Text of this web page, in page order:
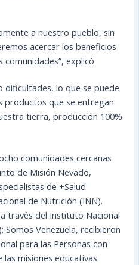
a nuestro pueblo, sin
acercar los beneficios
comunidades”, explicó.
dificultades, lo que se puede
productos que se entregan.
tierra, producción 100%
comunidades cercanas
de Misión Nevado,
de +Salud
de Nutrición (INN).
través del Instituto Nacional
Venezuela, recibieron
para las Personas con
misiones educativas.